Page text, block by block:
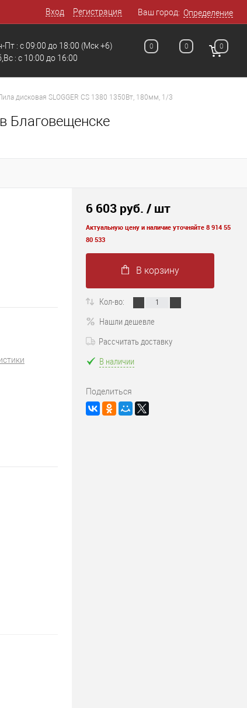
Вход Регистрация Ваш город: Определение
Пт : с 09:00 до 18:00
: c 10:00 до 16:00
(Мск +6) 0 0 0
дисковая SLOGGER CS 1380 1350Вт, 180мм, 1/3
Благовещенске
6 603 руб. / шт
Актуальную цену и наличие уточняйте 8 914 55
80 533
В корзину
Кол-во:
Нашли дешевле
Рассчитать доставку
В наличии
Поделиться